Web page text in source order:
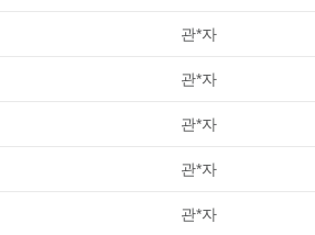
관*자
관*자
관*자
관*자
관*자